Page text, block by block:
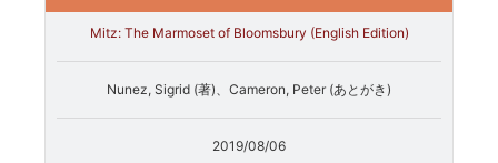
Mitz: The Marmoset of Bloomsbury (English Edition)
Nunez, Sigrid (著)、Cameron, Peter (あとがき)
2019/08/06